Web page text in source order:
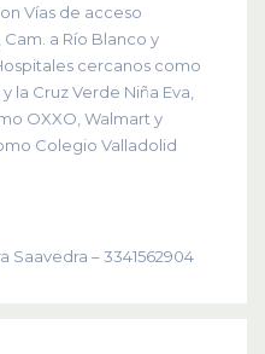
Vías de acceso
a Río Blanco y
cercanos como
la Cruz Verde Niña Eva,
OXXO, Walmart y
Colegio Valladolid
Saavedra – 3341562904